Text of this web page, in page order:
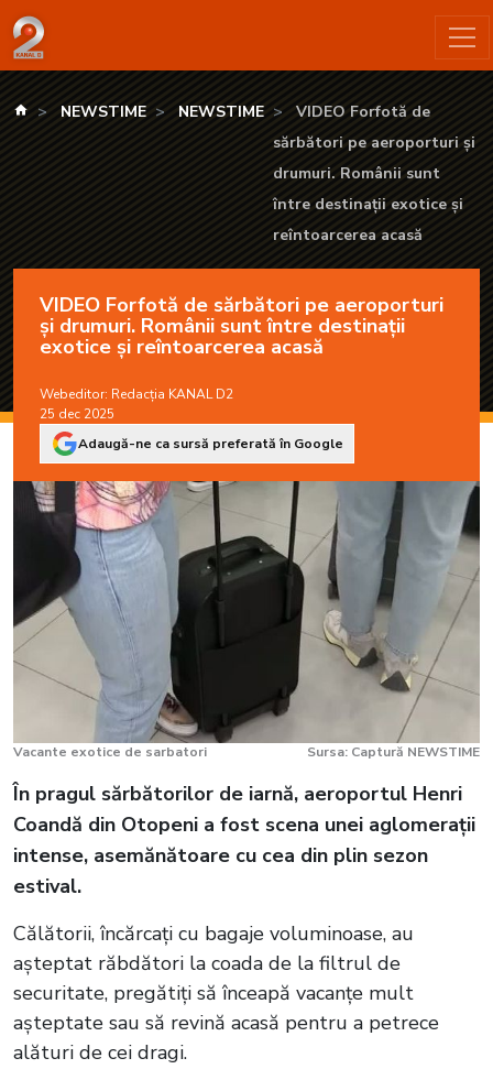
VIDEO Forfotă de sărbători pe aeroporturi și drumuri.
kanald.ro
NEWSTIME NEWSTIME
VIDEO Forfotă de
sărbători pe aeroporturi și
drumuri. Românii sunt
între destinații exotice și
reîntoarcerea acasă
VIDEO Forfotă de sărbători pe aeroporturi
și drumuri. Românii sunt între destinații
exotice și reîntoarcerea acasă
Webeditor: Redacția KANAL D2
25 dec 2025
Adaugă-ne ca sursă preferată în Google
Vacante exotice de sarbatori Sursa: Captură NEWSTIME
În pragul sărbătorilor de iarnă, aeroportul Henri
Coandă din Otopeni a fost scena unei aglomerații
intense, asemănătoare cu cea din plin sezon
estival.
Călătorii, încărcați cu bagaje voluminoase, au
așteptat răbdători la coada de la filtrul de
securitate, pregătiți să înceapă vacanțe mult
așteptate sau să revină acasă pentru a petrece
alături de cei dragi.